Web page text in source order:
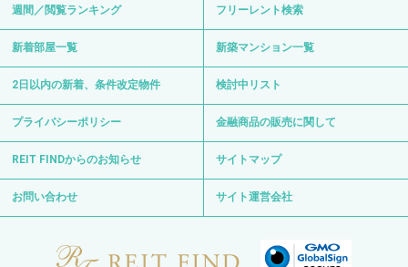
週間／閲覧ランキング フリーレント検索
新着部屋一覧 新築マンション一覧
2日以内の新着、条件改定物件 検討中リスト
プライバシーポリシー 金融商品の販売に関して
REIT FINDからのお知らせ サイトマップ
お問い合わせ サイト運営会社